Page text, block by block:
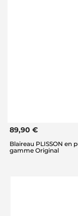
89,90 €
Blaireau PLISSON en
gamme Original